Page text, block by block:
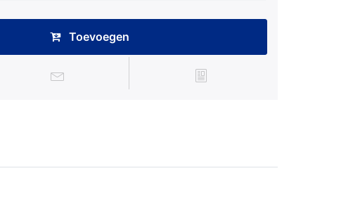
Toevoegen